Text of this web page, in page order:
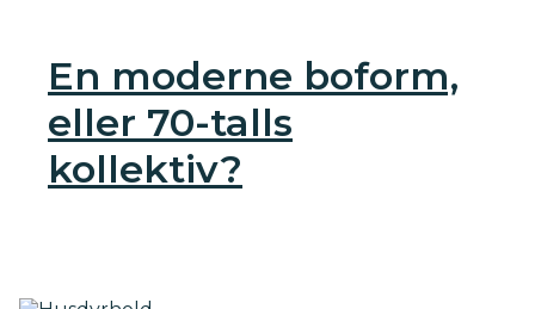
En moderne boform,
eller 70-talls
kollektiv?